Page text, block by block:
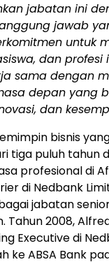
jabatan ini
jawab
untuk
dan profesi
sama dengan
depan yang
dan
bisnis
tiga puluh tahun
profesional di
di Nedbank
jabatan
Tahun 2008,
Executive di
ke ABSA Bank